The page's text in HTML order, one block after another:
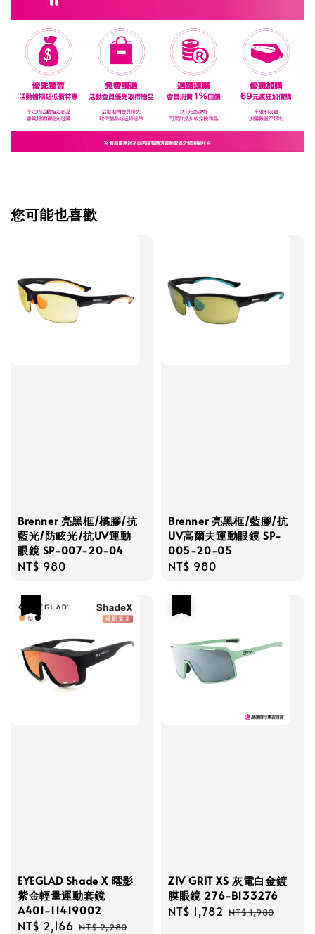
您可能也喜歡
Brenner 亮黑框/橘膠/抗
藍光/防眩光/抗UV運動
眼鏡 SP-007-20-04
Regular
NT$ 980
Brenner 亮黑框/藍膠/抗
UV高爾夫運動眼鏡 SP-
005-20-05
Regular
NT$ 980
EYEGLAD Shade X 曜影
紫金輕量運動套鏡
A401-11419002
Sale
NT$ 2,166 Regular
NT$ 2,280
ZIV GRIT XS 灰電白金鍍
膜眼鏡 276-B133276
Sale
NT$ 1,782 Regular
NT$ 1,980